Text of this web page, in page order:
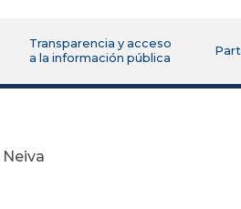
Transparencia y acceso
a la información pública
de